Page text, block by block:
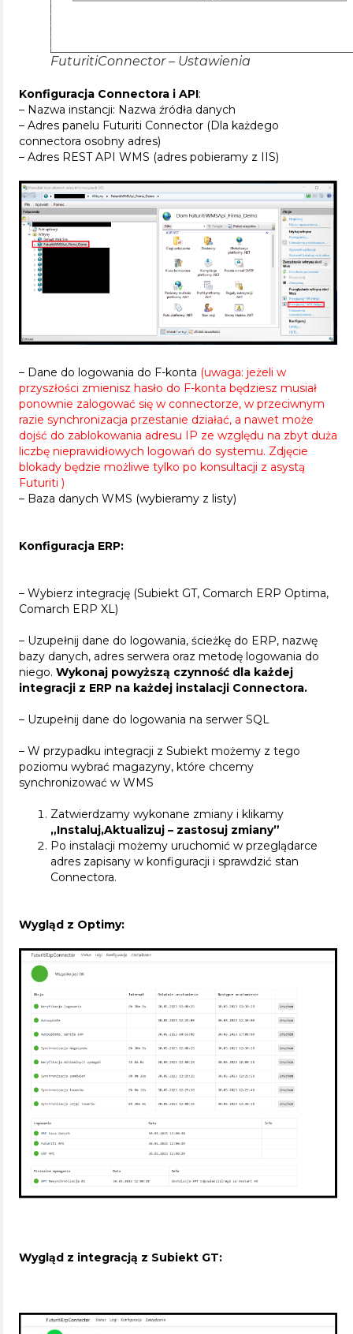
FuturitiConnector – Ustawienia
Konfiguracja Connectora i API:
– Nazwa instancji: Nazwa źródła danych
– Adres panelu Futuriti Connector (Dla każdego
connectora osobny adres)
– Adres REST API WMS (adres pobieramy z IIS)
– Dane do logowania do F-konta (uwaga: jeżeli w
przyszłości zmienisz hasło do F-konta będziesz musiał
ponownie zalogować się w connectorze, w przeciwnym
razie synchronizacja przestanie działać, a nawet może
dojść do zablokowania adresu IP ze względu na zbyt duża
liczbę nieprawidłowych logowań do systemu. Zdjęcie
blokady będzie możliwe tylko po konsultacji z asystą
Futuriti )
– Baza danych WMS (wybieramy z listy)
Konfiguracja ERP:
– Wybierz integrację (Subiekt GT, Comarch ERP Optima,
Comarch ERP XL)
– Uzupełnij dane do logowania, ścieżkę do ERP, nazwę
bazy danych, adres serwera oraz metodę logowania do
niego. Wykonaj powyższą czynność dla każdej
integracji z ERP na każdej instalacji Connectora.
– Uzupełnij dane do logowania na serwer SQL
– W przypadku integracji z Subiekt możemy z tego
poziomu wybrać magazyny, które chcemy
synchronizować w WMS
Zatwierdzamy wykonane zmiany i klikamy
„Instaluj,Aktualizuj – zastosuj zmiany”
Po instalacji możemy uruchomić w przeglądarce
adres zapisany w konfiguracji i sprawdzić stan
Connectora.
Wygląd z Optimy:
Wygląd z integracją z Subiekt GT: